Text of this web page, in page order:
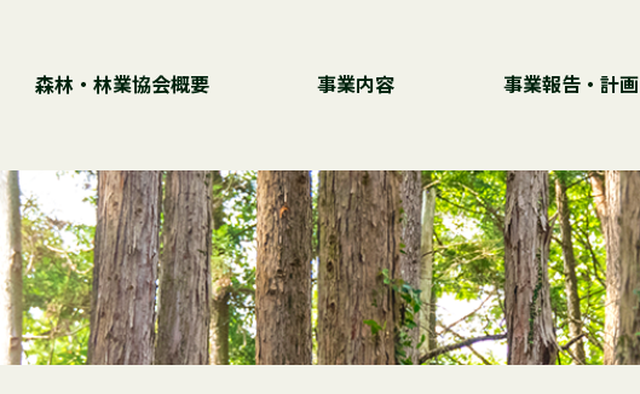
森林・林業協会概要
事業内容 事業報告・計画